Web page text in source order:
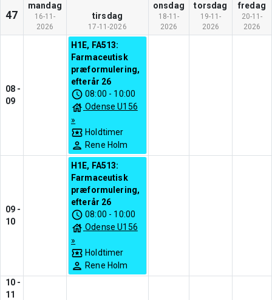
47
mandag
16-11-
2026
tirsdag
17-11-2026
onsdag
18-11-
2026
torsdag
19-11-
2026
fredag
20-11-
2026
08 -
09
H1E, FA513:
Farmaceutisk
præformulering,
efterår 26
08:00 - 10:00
Odense U156
»
Holdtimer
Rene Holm
09 -
10
H1E, FA513:
Farmaceutisk
præformulering,
efterår 26
08:00 - 10:00
Odense U156
»
Holdtimer
Rene Holm
10 -
11